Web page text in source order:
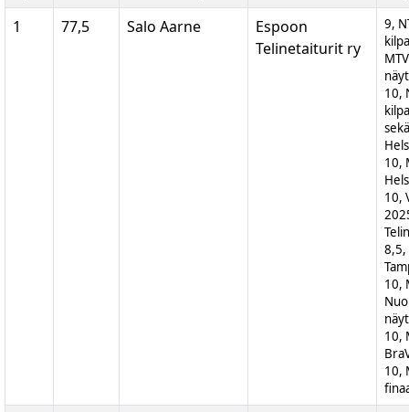
1
77,5 Salo Aarne
Espoon
Telinetaiturit ry
9,
10,
10,
10,
8,5,
10,
10,
10,